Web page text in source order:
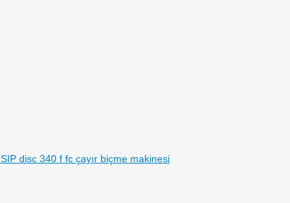
SIP disc 340 f fc çayır biçme makinesi